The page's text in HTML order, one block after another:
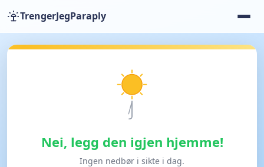
TrengerJegParaply
Nei, legg den igjen hjemme!
Ingen nedbør i sikte i dag.